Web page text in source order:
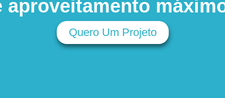
aproveitamento
Quero Um Projeto